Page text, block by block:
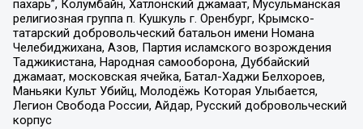
пахарь”, Колумбайн, Хатлонский джамаат, Мусульманская
религиозная группа п. Кушкуль г. Оренбург, Крымско-
татарский добровольческий батальон имени Номана
Челебиджихана, Азов, Партия исламского возрождения
Таджикистана, Народная самооборона, Дуббайский
джамаат, московская ячейка, Батал-Хаджи Белхороев,
Маньяки Культ Убийц, Молодёжь Которая Улыбается,
Легион Свобода России, Айдар, Русский добровольческий
корпус